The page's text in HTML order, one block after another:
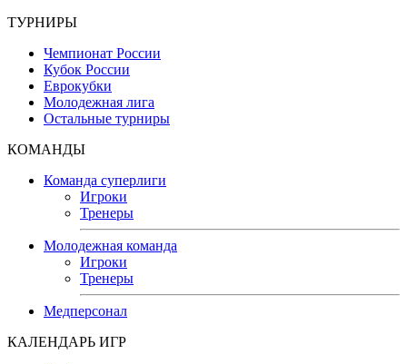
ТУРНИРЫ
Чемпионат России
Кубок России
Еврокубки
Молодежная лига
Остальные турниры
КОМАНДЫ
Команда суперлиги
Игроки
Тренеры
Молодежная команда
Игроки
Тренеры
Медперсонал
КАЛЕНДАРЬ ИГР